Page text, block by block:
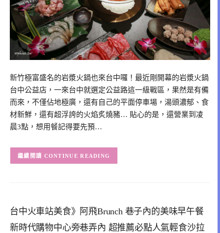
新竹極富盛名的岩漿火鍋也來台中囉！最近剛開幕的岩漿火鍋
台中公益店，一來台中就選定公益路這一級戰區，果然是有備
而來，不僅佔地極廣，還有自己的平面停車場，湯頭濃郁、食
材新鮮，還有超浮誇的火焰炙燒豬… 貼心的是，還營業到凌
晨3點，想用餐記得要先預…
CONTINUE READING
台中火車站美食》阿飛Brunch 巷子內的美味早午餐
新時代購物中心旁巷弄內 超推薦必點人氣輕食沙拉